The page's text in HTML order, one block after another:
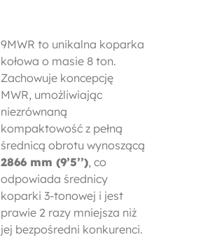
9MWR to unikalna koparka
kołowa o masie 8 ton.
Zachowuje koncepcję
MWR, umożliwiając
niezrównaną
kompaktowość z pełną
średnicą obrotu wynoszącą
2866 mm (9’5’’), co
odpowiada średnicy
koparki 3-tonowej i jest
prawie 2 razy mniejsza niż
jej bezpośredni konkurenci.